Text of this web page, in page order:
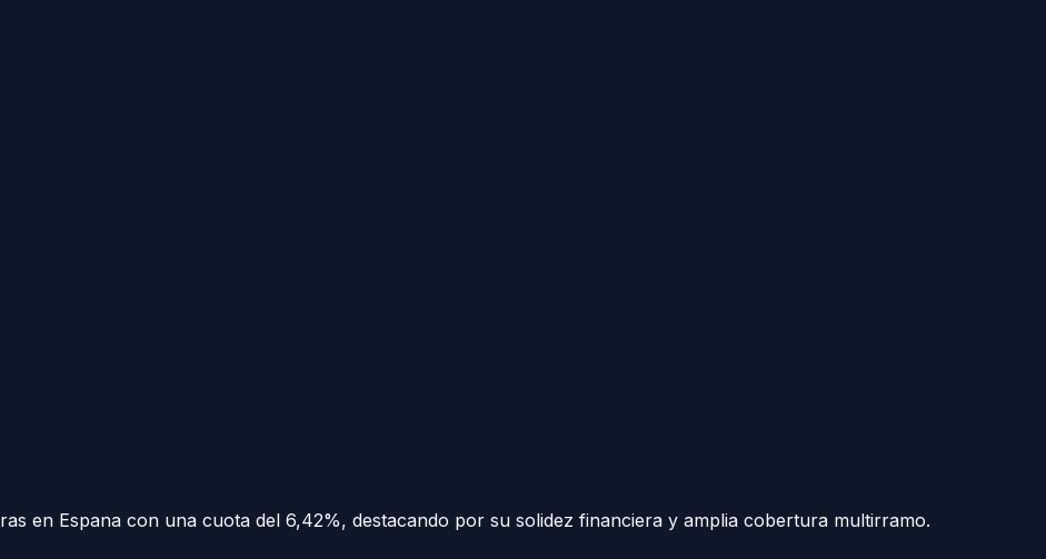
en Espana con una cuota del 6,42%, destacando por su solidez financiera y amplia cobertura multirramo.